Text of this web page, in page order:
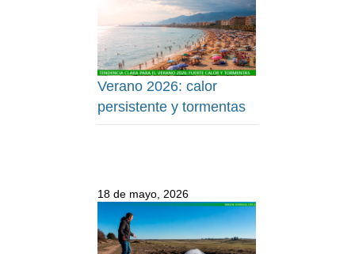
Verano 2026: calor
persistente y tormentas
18 de mayo, 2026